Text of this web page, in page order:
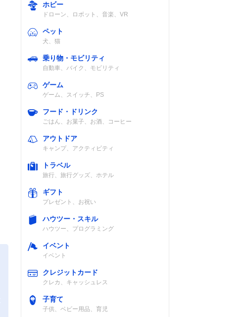
ホビー
ドローン、ロボット、音楽、VR
ペット
犬、猫
乗り物・モビリティ
自動車、バイク、モビリティ
ゲーム
ゲーム、スイッチ、PS
フード・ドリンク
ごはん、お菓子、お酒、コーヒー
アウトドア
キャンプ、アクティビティ
トラベル
旅行、旅行グッズ、ホテル
ギフト
プレゼント、お祝い
ハウツー・スキル
ハウツー、プログラミング
イベント
イベント
クレジットカード
クレカ、キャッシュレス
子育て
子供、ベビー用品、育児